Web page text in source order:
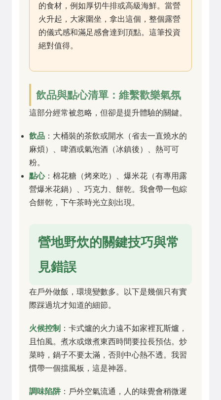
的食材，例如厚切牛排或高級海鮮。當營
火升起，大家圍坐，拿出這個，整個露營
的儀式感和滿足感會達到頂點。這筆投資
絕對值得。
飲品與點心清單：維繫歡樂氣氛
這部分經常被忽略，但卻是提升體驗的關鍵。
飲品 ：大桶裝的茶飲或開水（省去一直燒水的
麻煩）、啤酒或氣泡酒（冰鎮後）、熱可可
粉。
點心：棉花糖（烤來吃）、爆米花（有專用露
營爆米花鍋）、巧克力、餅乾。我會帶一包綜
合餅乾，下午茶時光立刻出現。
營地野炊的關鍵技巧與常
見錯誤
在戶外做飯，環境變數多。以下是幾個只有實
際踩過坑才知道的細節。
火候控制 ：卡式爐的火力遠不如家裡瓦斯爐，
且怕風。煮水或燉煮東西時間要拉長預估。炒
菜時，鍋子不要太滿，否則中心熱不透。我習
慣帶一個擋風板，這是神器。
調味陷阱 ：戶外空氣流通，人的味覺會稍微遲